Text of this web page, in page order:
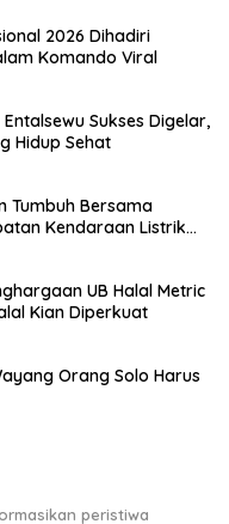
2026 Dihadiri
Komando Viral
Sukses Digelar,
Hidup Sehat
Tumbuh Bersama
Kendaraan Listrik
UB Halal Metric
Kian Diperkuat
Orang Solo Harus
peristiwa